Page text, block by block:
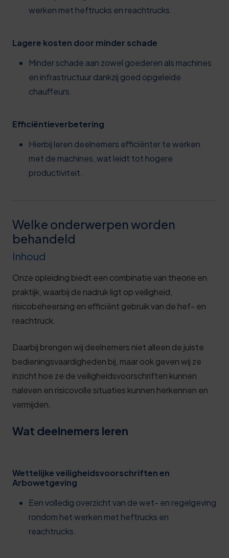
werken met heftrucks en reachtrucks.
Lagere kosten door minder schade
Minder schade aan zowel goederen als machines
en infrastructuur dankzij goed opgeleide
chauffeurs.
Efficiëntieverbetering
Hierbij leren deelnemers efficiënter te werken
met de machines, wat leidt tot hogere
productiviteit.
Welke onderwerpen worden
behandeld
Inhoud
Onze opleiding biedt een combinatie van theorie en
praktijk, waarbij de nadruk ligt op veiligheid,
risicobeheersing en efficiënt gebruik van de hef- en
reachtruck.
Daarbij brengen wij deelnemers niet alleen de juiste
bedieningsvaardigheden bij, maar ook geven wij ze
inzicht hoe ze de veiligheidsvoorschriften kunnen
naleven en risicovolle situaties kunnen herkennen en
vermijden.
Wat deelnemers leren
Wettelijke veiligheidsvoorschriften en
Arbowetgeving
Een volledig overzicht van de wet- en regelgeving
rondom het werken met heftrucks en
reachtrucks.